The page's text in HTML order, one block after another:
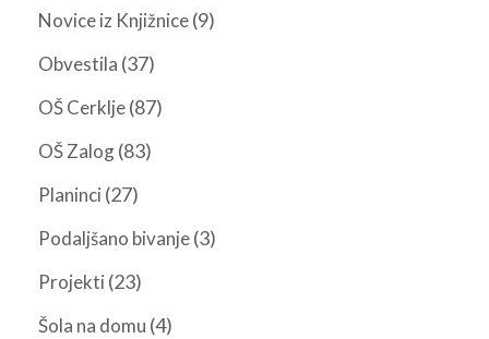
Novice iz Knjižnice(9)
Obvestila (37)
OŠ Cerklje(87)
OŠ Zalog(83)
Planinci (27)
Podaljšano bivanje(3)
Projekti (23)
Šola na domu (4)